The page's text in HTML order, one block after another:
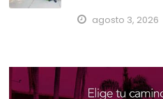
agosto 3, 2026